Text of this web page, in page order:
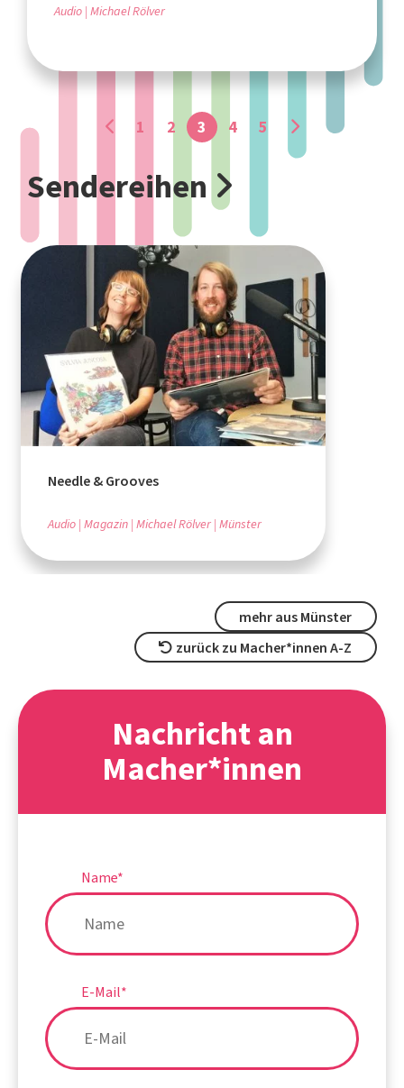
Audio Michael Rölver
1 2 3 4 5
Sendereihen
Needle & Grooves
Audio Magazin Michael Rölver Münster
mehr aus Münster
zurück zu Macher*innen A-Z
Nachricht an
Macher*innen
Name*
E-Mail*